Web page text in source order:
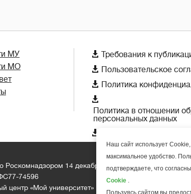
МУ
МО
 Требования к
 Пользовательское
 Политика

Политика в отношении
персональных данных

Роскомнадзором 14 декабря 2018 года
74596
центр «Мой университет»
Наш сайт использует
максимальное удобство.
подтверждаете, что
Cookie .
Пользуясь сайтом вы